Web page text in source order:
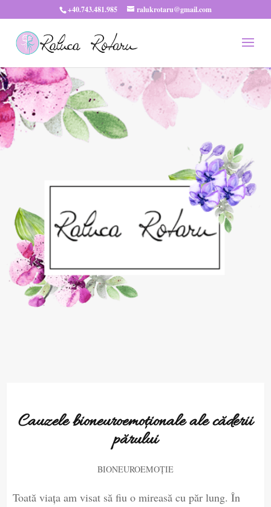
+40.743.481.985 ralukrotaru@gmail.com
Cauzele bioneuroemoționale ale căderii
părului
BIONEUROEMOȚIE
Toată viața am visat să fiu o mireasă cu păr lung. În